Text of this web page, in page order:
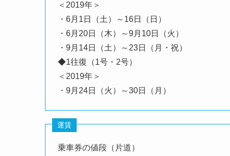
＜2019年＞
・6月1日（土）～16日（日）
・6月20日（木）～9月10日（火）
・9月14日（土）～23日（月・祝）
◆1往復（1号・2号）
＜2019年＞
・9月24日（火）～30日（月）
運賃
乗車券の値段（片道）